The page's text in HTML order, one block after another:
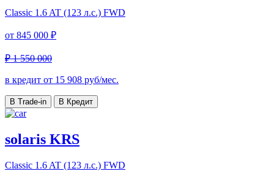
Classic 1.6 AT (123 л.с.) FWD
от 845 000 ₽
₽ 1 550 000
в кредит от 15 908 руб/мес.
В Trade-in В Кредит
solaris KRS
Classic 1.6 AT (123 л.с.) FWD